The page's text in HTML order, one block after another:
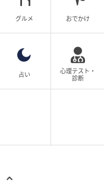
グルメ おでかけ
占い
心理テスト・
診断